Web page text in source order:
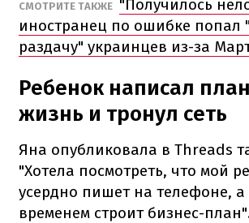
СМОТРИТЕ ТАКЖЕ "Получилось
иностранец по ошибке попал
раздачу" украинцев из-за
Ребенок написал
жизнь и тронул сеть
Яна опубликовала в Threads
"Хотела посмотреть, что мой
усердно пишет на телефоне, а
временем строит бизнес-